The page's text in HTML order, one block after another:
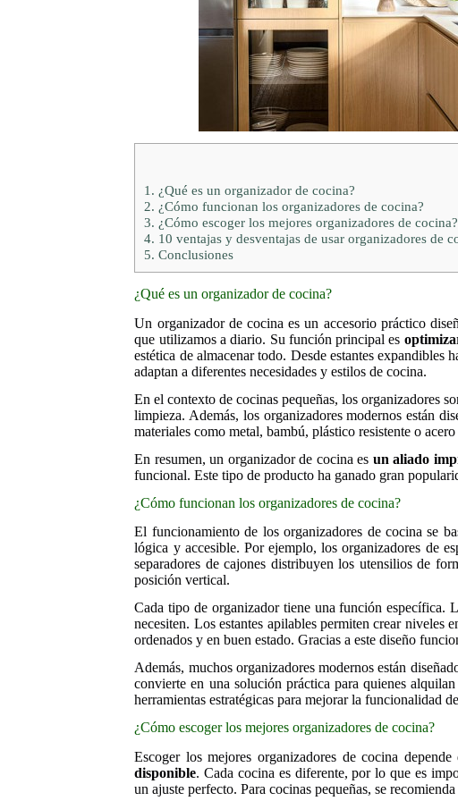
1. ¿Qué es un organizador de cocina?
2. ¿Cómo funcionan los organizadores de cocina?
3. ¿Cómo escoger los mejores organizadores de cocina?
4. 10 ventajas y desventajas de usar organizadores de
5. Conclusiones
¿Qué es un organizador de cocina?
Un organizador de cocina es un accesorio práctico
que utilizamos a diario. Su función principal es
estética de almacenar todo. Desde estantes expandibles
adaptan a diferentes necesidades y estilos de cocina.
En el contexto de cocinas pequeñas, los organizadores
limpieza. Además, los organizadores modernos están
materiales como metal, bambú, plástico resistente o
En resumen, un organizador de cocina es un aliado
funcional. Este tipo de producto ha ganado gran
¿Cómo funcionan los organizadores de cocina?
El funcionamiento de los organizadores de cocina se
lógica y accesible. Por ejemplo, los organizadores de
separadores de cajones distribuyen los utensilios de
posición vertical.
Cada tipo de organizador tiene una función específica.
necesiten. Los estantes apilables permiten crear niveles
ordenados y en buen estado. Gracias a este diseño
Además, muchos organizadores modernos están
convierte en una solución práctica para quienes
herramientas estratégicas para mejorar la funcionalidad
¿Cómo escoger los mejores organizadores de cocina?
Escoger los mejores organizadores de cocina
disponible. Cada cocina es diferente, por lo que es
un ajuste perfecto. Para cocinas pequeñas, se